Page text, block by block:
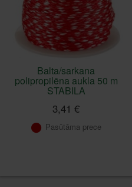
Balta/sarkana
polipropilēna aukla 50 m
STABILA
3,41 €
Pasūtāma prece